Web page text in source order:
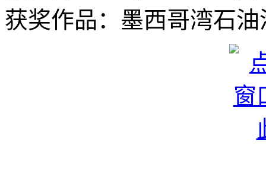
获奖作品：墨西哥湾石